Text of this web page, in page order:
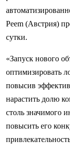
Peem (Австрия)
сутки.
«Запуск нового
оптимизировать
повысив
нарастить долю
столь значимого
повысить его